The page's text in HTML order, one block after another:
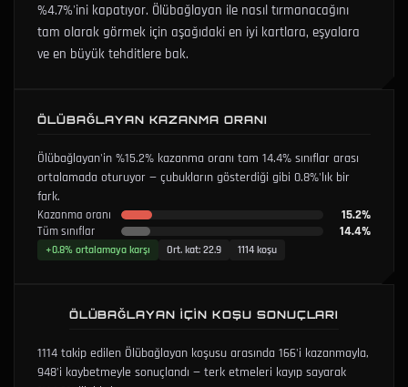
%4.7%'ini kapatıyor. Ölübağlayan ile nasıl tırmanacağını
tam olarak görmek için aşağıdaki en iyi kartlara, eşyalara
ve en büyük tehditlere bak.
ÖLÜBAĞLAYAN KAZANMA ORANI
Ölübağlayan'in %15.2% kazanma oranı tam 14.4% sınıflar arası
ortalamada oturuyor — çubukların gösterdiği gibi 0.8%'lık bir
fark.
Kazanma oranı 15.2%
Tüm sınıflar 14.4%
+0.8% ortalamaya karşı Ort. kat: 22.9 1114 koşu
ÖLÜBAĞLAYAN İÇIN KOŞU SONUÇLARI
1114 takip edilen Ölübağlayan koşusu arasında 166'i kazanmayla,
948'i kaybetmeyle sonuçlandı — terk etmeleri kayıp sayarak